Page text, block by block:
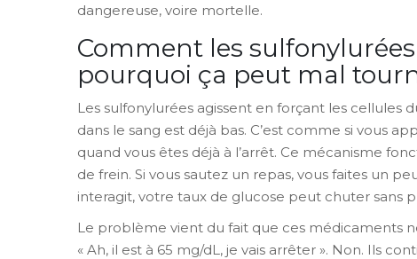
dangereuse, voire mortelle.
Comment les
pourquoi ça peut mal
Les sulfonylurées agissent en forçant les cellules
dans le sang est déjà bas. C’est comme si vous
quand vous êtes déjà à l’arrêt. Ce mécanisme
de frein. Si vous sautez un repas, vous faites un
interagit, votre taux de glucose peut chuter sans
Le problème vient du fait que ces médicaments
« Ah, il est à 65 mg/dL, je vais arrêter ». Non. Ils